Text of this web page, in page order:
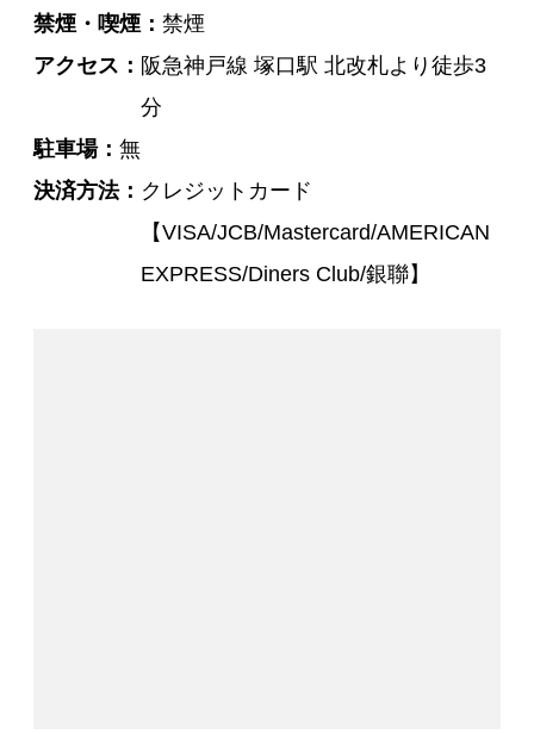
禁煙・喫煙
禁煙
アクセス
阪急神戸線 塚口駅 北改札より徒歩3
分
駐車場
無
決済方法
クレジットカード
【VISA/JCB/Mastercard/AMERICAN
EXPRESS/Diners Club/銀聯】